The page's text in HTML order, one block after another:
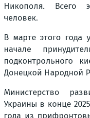
Никополя. Всего
человек.
В марте этого года
начале
подконтрольного
Донецкой Народной
Министерство
Украины в конце
года из